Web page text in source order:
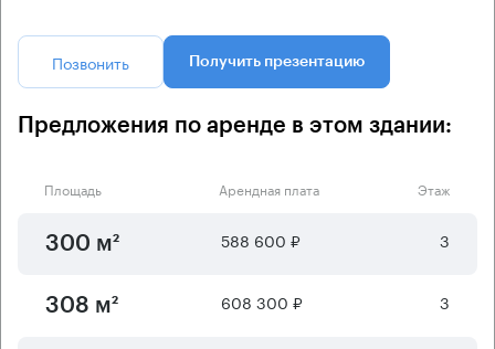
Позвонить Получить презентацию
Предложения по аренде в этом здании:
Площадь Арендная плата Этаж
300 м² 588 600 ₽ 3
308 м² 608 300 ₽ 3